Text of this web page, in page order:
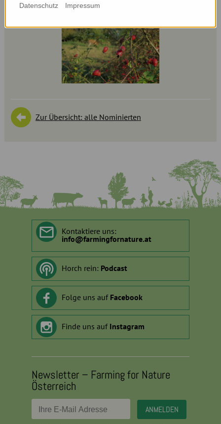
Zur Übersicht: alle Nominierten
Kontaktiere uns:
info@farmingfornature.at
Horch rein: Podcast
Folge uns auf Facebook
Finde uns auf Instagram
Newsletter – Farming for Nature
Österreich
Datenschutz Impressum